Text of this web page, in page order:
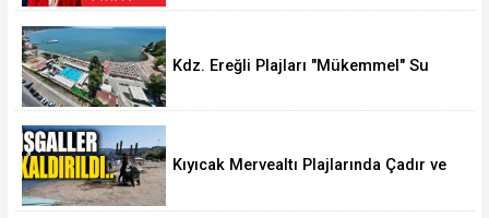
Kdz. Ereğli Plajları "Mükemmel" Su
Kıyıcak Mervealtı Plajlarında Çadır ve